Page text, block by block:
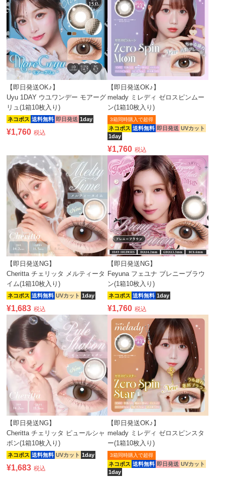
【即日発送OK♪】
Uyu 1DAY ウユワンデー モアーグ
リュ(1箱10枚入り)
ネコポス 送料無料 即日発送 1day
¥1,760 税込
【即日発送OK♪】
melady ミレディ ゼロスピンムー
ン(1箱10枚入り)
ネコポス 送料無料 即日発送 UVカット
1day
3箱同時購入で超得
¥1,760 税込
【即日発送NG】
Cheritta チェリッタ メルティータ
イム(1箱10枚入り)
ネコポス 送料無料 UVカット 1day
¥1,683 税込
【即日発送NG】
Feyuna フェユナ ブレニーブラウ
ン(1箱10枚入り)
ネコポス 送料無料 1day
¥1,760 税込
【即日発送NG】
Cheritta チェリッタ ピュールシャ
ボン(1箱10枚入り)
ネコポス 送料無料 UVカット 1day
¥1,683 税込
【即日発送OK♪】
melady ミレディ ゼロスピンスタ
ー(1箱10枚入り)
ネコポス 送料無料 即日発送 UVカット
1day
3箱同時購入で超得